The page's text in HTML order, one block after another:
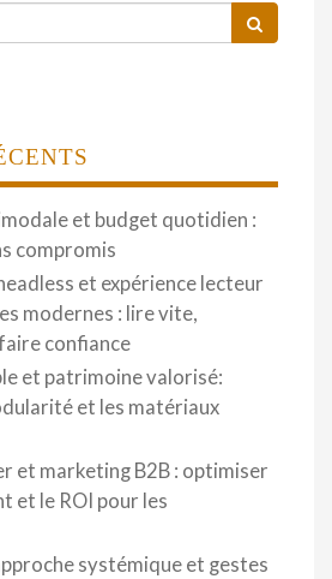
et budget quotidien :
compromis
et expérience lecteur
modernes : lire vite,
confiance
et patrimoine valorisé:
et les matériaux
et marketing B2B : optimiser
et le ROI pour les
systémique et gestes